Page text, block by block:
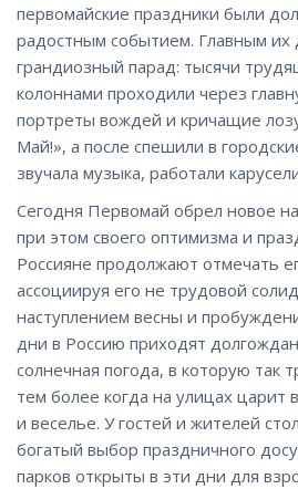
первомайские праздники были
радостным событием. Главным их
грандиозный парад: тысячи
колоннами проходили через
портреты вождей и кричащие
Май!», а после спешили в
звучала музыка, работали
Сегодня Первомай обрел новое
при этом своего оптимизма и
Россияне продолжают отмечать
ассоциируя его не трудовой
наступлением весны и
дни в Россию приходят
солнечная погода, в которую так
тем более когда на улицах
и веселье. У гостей и жителей
богатый выбор праздничного
парков открыты в эти дни для